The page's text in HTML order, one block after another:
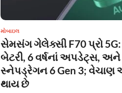
મોબાઇલ
સેમસંગ ગેલેક્સી F70 પ્રો
બેટરી, 6 વર્ષનાં અપડેટ્સ, અને
સ્નેપડ્રેગન 6 Gen 3;
થાય છે